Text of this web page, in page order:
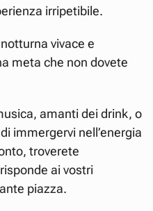
irripetibile.
vivace e
meta che non dovete
amanti dei drink, o
immergervi nell’energia
troverete
ai vostri
piazza.